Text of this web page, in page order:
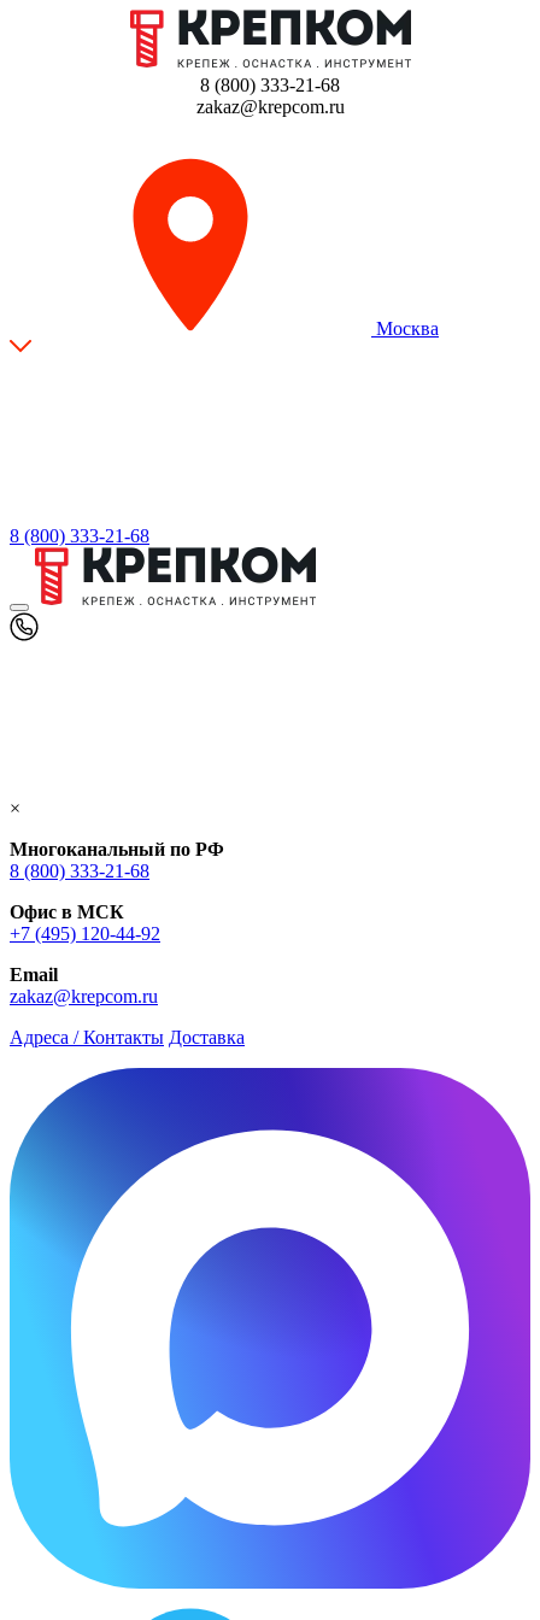
8 (800) 333-21-68
zakaz@krepcom.ru
Москва
8 (800) 333-21-68
×
Многоканальный по РФ
8 (800) 333‑21-68
Офис в МСК
+7 (495) 120-44-92
Email
zakaz@krepcom.ru
Адреса / Контакты Доставка